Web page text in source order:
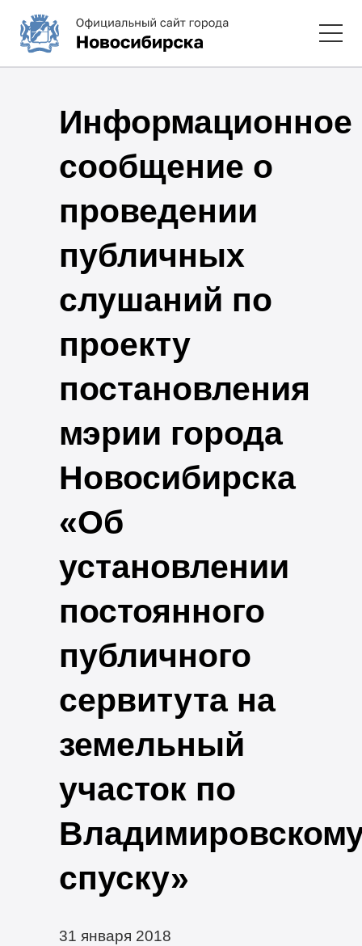
Информационное
сообщение о
проведении
публичных
слушаний по
проекту
постановления
мэрии города
Новосибирска
«Об
установлении
постоянного
публичного
сервитута на
земельный
участок по
спуску»
31 января 2018